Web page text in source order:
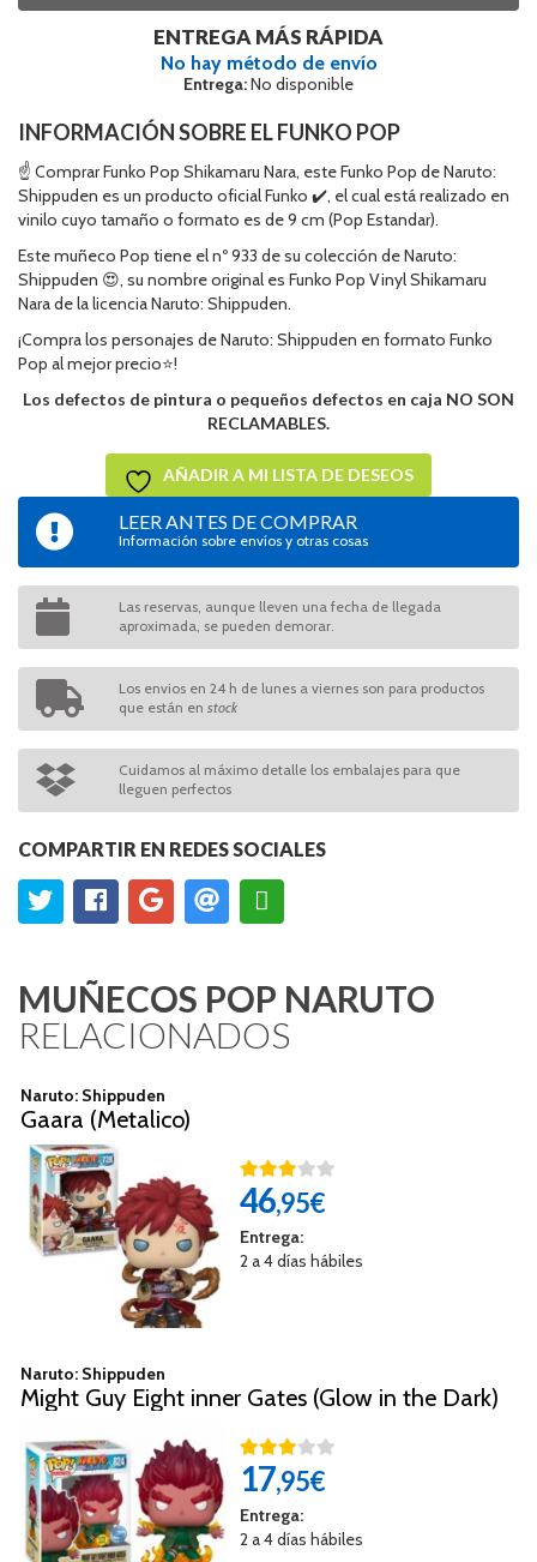
ENTREGA MÁS RÁPIDA
No hay método de envío
Entrega:No disponible
INFORMACIÓN SOBRE EL FUNKO POP
☝ Comprar Funko Pop Shikamaru Nara, este Funko Pop de Naruto:
Shippuden es un producto oficial Funko ✔️, el cual está realizado en
vinilo cuyo tamaño o formato es de 9 cm (Pop Estandar).
Este muñeco Pop tiene el nº 933 de su colección de Naruto:
Shippuden 😍, su nombre original es Funko Pop Vinyl Shikamaru
Nara de la licencia Naruto: Shippuden.
¡Compra los personajes de Naruto: Shippuden en formato Funko
Pop al mejor precio⭐!
Los defectos de pintura o pequeños defectos en caja NO SON
RECLAMABLES.
AÑADIR A MI LISTA DE DESEOS
LEER ANTES DE COMPRAR
Información sobre envíos y otras cosas
Las reservas, aunque lleven una fecha de llegada
aproximada, se pueden demorar.
Los envios en 24 h de lunes a viernes son para productos
que están en stock
Cuidamos al máximo detalle los embalajes para que
lleguen perfectos
COMPARTIR EN REDES SOCIALES
MUÑECOS POP NARUTO
RELACIONADOS
Naruto: Shippuden
Gaara (Metalico)
46,95€
Entrega:
2 a 4 días hábiles
Naruto: Shippuden
Might Guy Eight inner Gates (Glow in the Dark)
17,95€
Entrega:
2 a 4 días hábiles